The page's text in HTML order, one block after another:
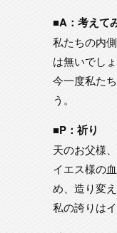
■A：考えて
私たちの内
は無いでし
今一度私た
う。
■P：祈り
天のお父様
イエス様の
め、造り変
私の誇りは